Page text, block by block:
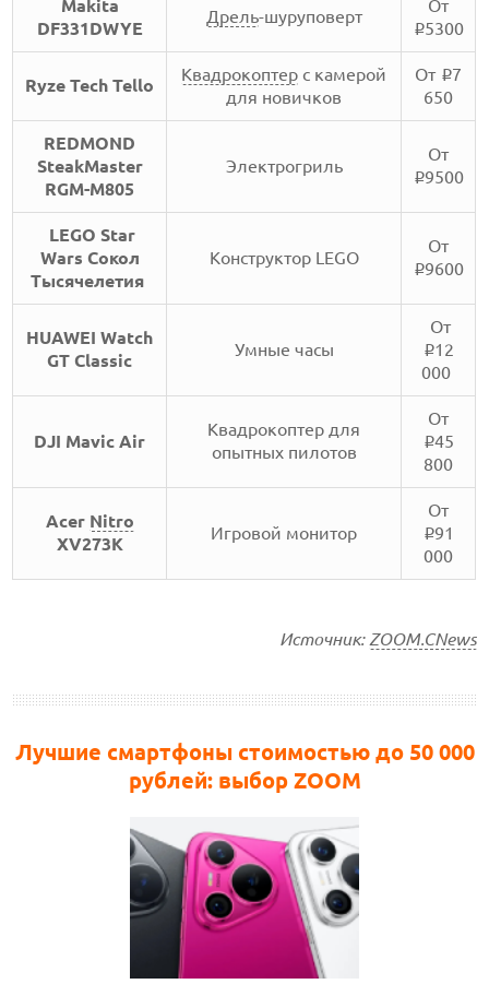
Makita
DF331DWYE
Дрель-шуруповерт
От
i5300
Ryze Tech Tello
Квадрокоптер с камерой
для новичков
От i7
650
REDMOND
SteakMaster
RGM-M805
Электрогриль
От
i9500
LEGO Star
Wars Сокол
Тысячелетия
Конструктор LEGO
От
i9600
HUAWEI Watch
GT Classic
Умные часы
От
i12
000
DJI Mavic Air
Квадрокоптер для
опытных пилотов
От
i45
800
Acer Nitro
XV273K
Игровой монитор
От
i91
000
Источник: ZOOM.CNews
Лучшие смартфоны стоимостью до 50 000
рублей: выбор ZOOM